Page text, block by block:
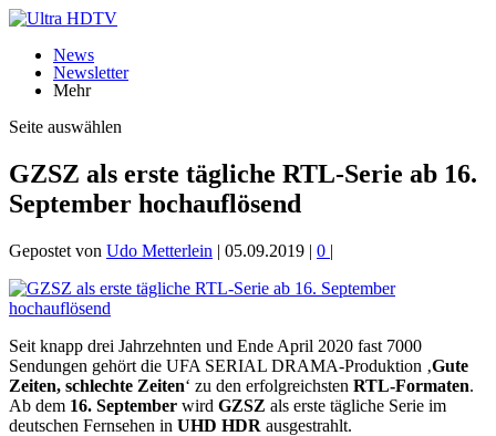
News
Newsletter
Mehr
Seite auswählen
GZSZ als erste tägliche RTL-Serie ab 16.
September hochauflösend
Gepostet von Udo Metterlein | 05.09.2019 | 0 |
Seit knapp drei Jahrzehnten und Ende April 2020 fast 7000
Sendungen gehört die UFA SERIAL DRAMA-Produktion ‚Gute
Zeiten, schlechte Zeiten‘ zu den erfolgreichsten RTL-Formaten.
Ab dem 16. September wird GZSZ als erste tägliche Serie im
deutschen Fernsehen in UHD HDR ausgestrahlt.